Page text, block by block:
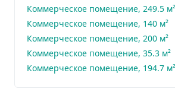
- Пост спасателя на пляже,
укомплектованный в соответствии
требованиями ГИМС.
Коммерческое помещение, 249.5 м²
Коммерческое помещение, 140 м²
Коммерческое помещение, 200 м²
Коммерческое помещение, 35.3 м²
Коммерческое помещение, 194.7 м²